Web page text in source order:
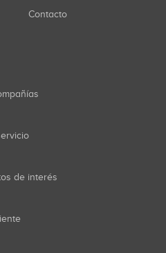
Contacto
de interés